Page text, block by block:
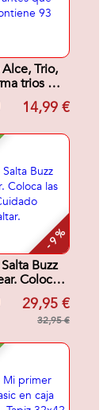
Trio,
trios de
antes que
93
14,99 €
- 9 %
Buzz
Coloca
Cuidado
saltar.
29,95 €
32,95 €